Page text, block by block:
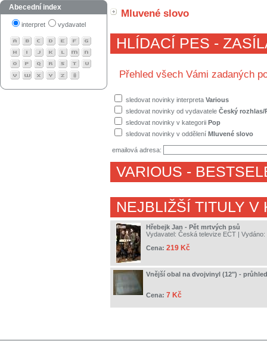
Abecední index
interpret vydavatel
Mluvené slovo
HLÍDACÍ PES -
Přehled všech Vámi zadaných
sledovat novinky interpreta Various
sledovat novinky od vydavatele Český rozhlas/
sledovat novinky v kategorii Pop
sledovat novinky v oddělení Mluvené slovo
emailová adresa:
VARIOUS -
NEJBLIŽŠÍ TITULY V
Hřebejk Jan - Pět mrtvých psů
Vydavatel: Česká televize ECT | Vydáno:
Cena: 219 Kč
Vnější obal na dvojvinyl (12") -
Cena: 7 Kč